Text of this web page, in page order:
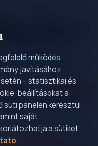
#Benelux körutazás
#Bulgária utazás
működés
javításához,
– statisztikai és
beállításokat a
süti panelen keresztül
saját
a sütiket.